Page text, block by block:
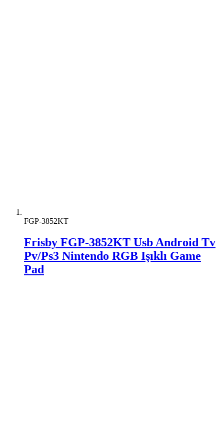
FGP-3852KT
Frisby FGP-3852KT Usb Android Tv
Pv/Ps3 Nintendo RGB Işıklı Game
Pad